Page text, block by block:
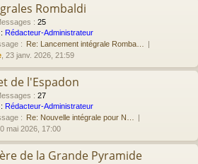
Rombaldi
: 25
Rédacteur-Administrateur
: Re: Lancement intégrale Romba…
, 23 janv. 2026, 21:59
de l'Espadon
: 27
Rédacteur-Administrateur
: Re: Nouvelle intégrale pour N…
mai 2026, 17:00
de la Grande Pyramide